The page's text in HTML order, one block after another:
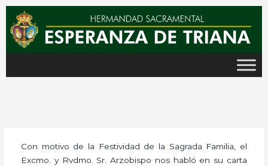
contenido
Con motivo de la Festividad de la Sagrada Familia, el
Excmo. y Rvdmo. Sr. Arzobispo nos habló en su carta